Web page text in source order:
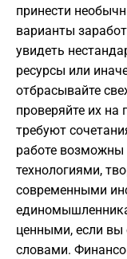
принести
варианты
увидеть
ресурсы или
отбрасывайте
проверяйте их на
требуют
работе возможны
технологиями,
современными
ценными, если вы
словами.